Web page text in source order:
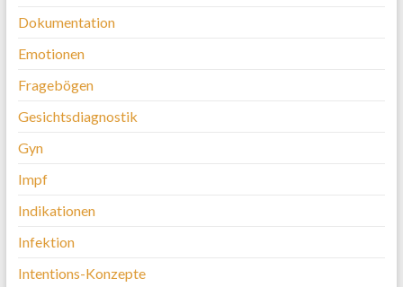
Dokumentation
Emotionen
Fragebögen
Gesichtsdiagnostik
Gyn
Impf
Indikationen
Infektion
Intentions-Konzepte